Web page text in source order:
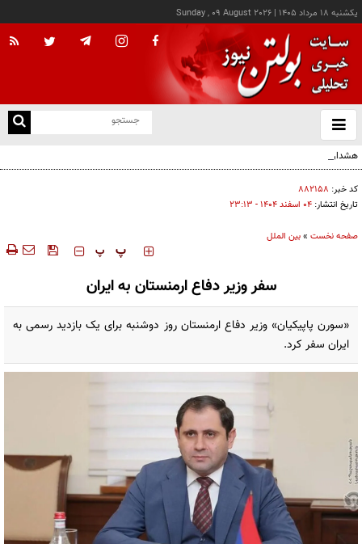
يکشنبه ۱۸ مرداد ۱۴۰۵ |
Sunday , 09 August 2026
باز
و
هشدار صنعا به عربستان: وقت تلف نکنید
کد خبر: ۸۸۲۱۵۸
تاریخ انتشار: ۰۴ اسفند ۱۴۰۴ - ۲۳:۱۳
صفحه نخست »بین الملل
‍‍‍ پ پ
سفر وزیر دفاع ارمنستان به ایران
«سورن پاپیکیان» وزیر دفاع ارمنستان روز دوشنبه برای یک بازدید رسمی به
ایران سفر کرد.